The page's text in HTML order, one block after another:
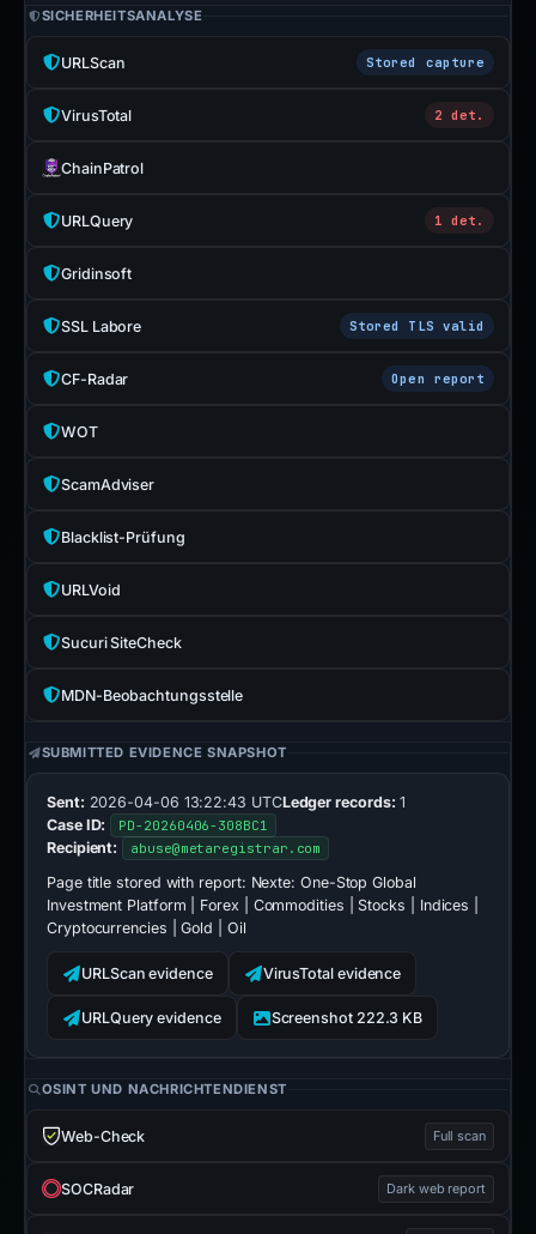
SICHERHEITSANALYSE
URLScan Stored capture
VirusTotal 2 det.
ChainPatrol
URLQuery 1 det.
Gridinsoft
SSL Labore Stored TLS valid
CF-Radar Open report
WOT
ScamAdviser
Blacklist-Prüfung
URLVoid
Sucuri SiteCheck
MDN-Beobachtungsstelle
SUBMITTED EVIDENCE SNAPSHOT
Sent: 2026-04-06 13:22:43 UTCLedger records: 1
Case ID:
PD-20260406-308BC1
Recipient: abuse@metaregistrar.com
Page title stored with report: Nexte: One-Stop Global
Investment Platform | Forex | Commodities | Stocks | Indices |
Cryptocurrencies | Gold | Oil
URLScan evidence VirusTotal evidence
URLQuery evidence Screenshot 222.3 KB
OSINT UND NACHRICHTENDIENST
Web-Check Full scan
SOCRadar Dark web report